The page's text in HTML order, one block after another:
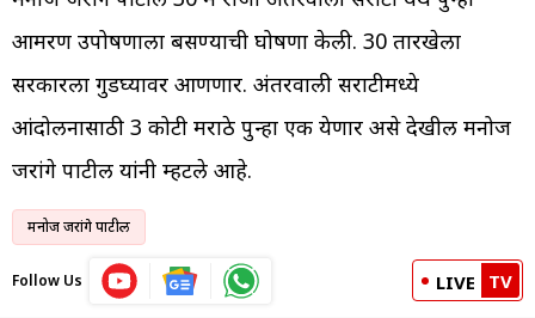
आमरण उपोषणाला बसण्याची घोषणा केली. 30 तारखेला
सरकारला गुडघ्यावर आणणार. अंतरवाली सराटीमध्ये
आंदोलनासाठी 3 कोटी मराठे पुन्हा एकत्र येणार असे देखील मनोज
जरांगे पाटील यांनी म्हटले आहे.
मनोज जरांगे पाटील
Follow Us LIVE TV